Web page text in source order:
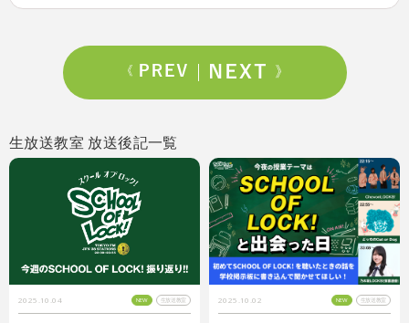
生放送教室 放送後記一覧
2025.10.04 NEW 生放送教室 2025.10.02 NEW 生放送教室